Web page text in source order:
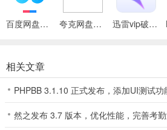
百度网盘绿色免安装Pc电脑版 夸克网盘官方正式版 迅雷vip破解版永久会员2024版
相关文章
PHPBB 3.1.10 正式发布，添加UI测试功
然之发布 3.7 版本，优化性能，完善考